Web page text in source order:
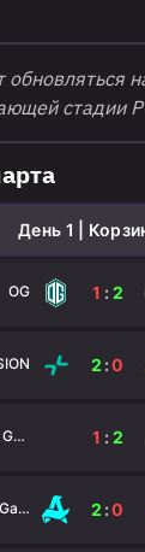
обновляться
стадии
День 1 |
OG 1 :2
2 :0
Xtreme Gaming 1 :2
Aurora Gaming 2 :0